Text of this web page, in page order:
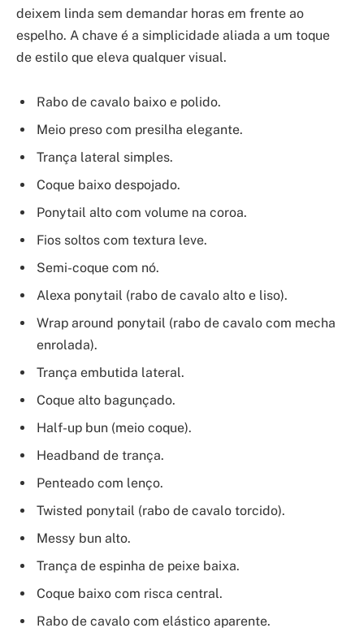
deixem linda sem demandar horas em frente ao
espelho. A chave é a simplicidade aliada a um toque
de estilo que eleva qualquer visual.
Rabo de cavalo baixo e polido.
Meio preso com presilha elegante.
Trança lateral simples.
Coque baixo despojado.
Ponytail alto com volume na coroa.
Fios soltos com textura leve.
Semi-coque com nó.
Alexa ponytail (rabo de cavalo alto e liso).
Wrap around ponytail (rabo de cavalo com mecha
enrolada).
Trança embutida lateral.
Coque alto bagunçado.
Half-up bun (meio coque).
Headband de trança.
Penteado com lenço.
Twisted ponytail (rabo de cavalo torcido).
Messy bun alto.
Trança de espinha de peixe baixa.
Coque baixo com risca central.
Rabo de cavalo com elástico aparente.